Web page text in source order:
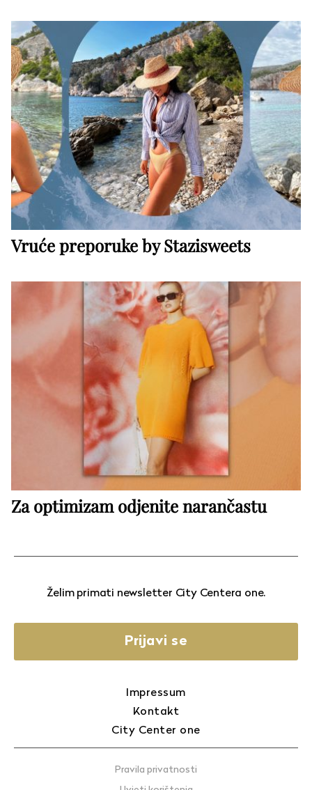
Vruće preporuke by Stazisweets
Za optimizam odjenite narančastu
Želim primati newsletter City Centera one.
Prijavi se
Impressum
Kontakt
City Center one
Pravila privatnosti